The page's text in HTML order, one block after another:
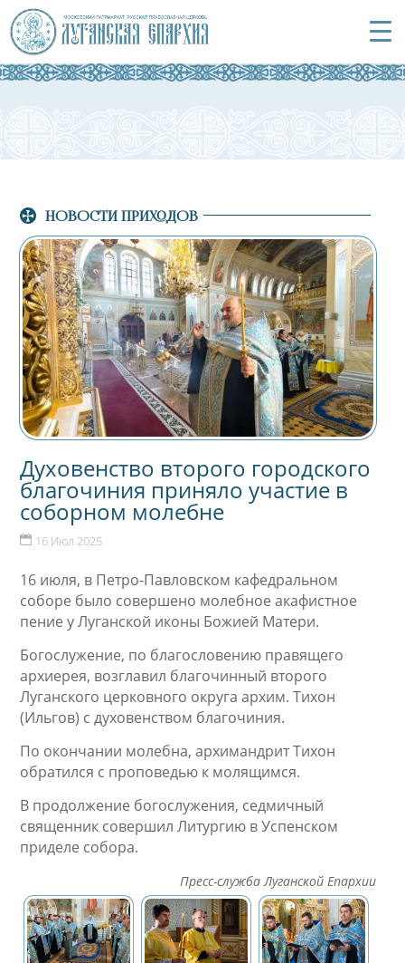
НОВОСТИ ПРИХОДОВ
Духовенство второго городского
благочиния приняло участие в
соборном молебне
16 Июл 2025
16 июля, в Петро-Павловском кафедральном
соборе было совершено молебное акафистное
пение у Луганской иконы Божией Матери.
Богослужение, по благословению правящего
архиерея, возглавил благочинный второго
Луганского церковного округа архим. Тихон
(Ильгов) с духовенством благочиния.
По окончании молебна, архимандрит Тихон
обратился с проповедью к молящимся.
В продолжение богослужения, седмичный
священник совершил Литургию в Успенском
приделе собора.
Пресс-служба Луганской Епархии